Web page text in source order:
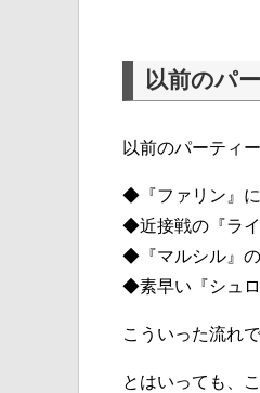
以前のパ
以前のパーティ
◆『ファリン』
◆近接戦の『ラ
◆『マルシル』
◆素早い『シュ
こういった流れ
とはいっても、